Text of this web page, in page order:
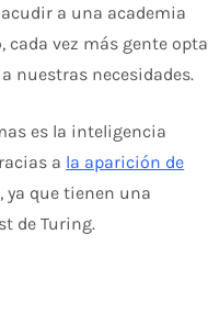
a una academia
vez más gente opta
nuestras necesidades.
es la inteligencia
a la aparición de
ya que tienen una
de Turing.